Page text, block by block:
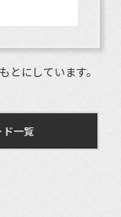
とにしています。
ド一覧